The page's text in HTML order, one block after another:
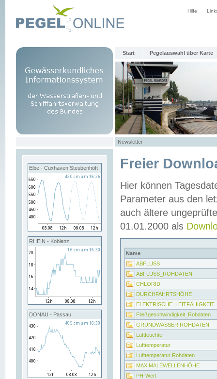
Hilfe
Start Pegelauswahl über Karte
Newsletter
Elbe - Cuxhaven Steubenhöft
RHEIN - Koblenz
DONAU - Passau
Freier
Hier können
Parameter aus den
auch ältere
01.01.2000 als
Name
ABFLUSS
ABFLUSS_ROHDATEN
CHLORID
DURCHFAHRTSHÖHE
Fließgeschwindigkeit_Rohdaten
GRUNDWASSER ROHDATEN
Luftfeuchte
Lufttemperatur
Lufttemperatur Rohdaten
MAXIMALEWELLENHÖHE
PH-Wert